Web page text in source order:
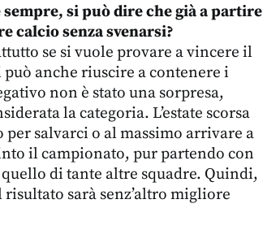
si può dire che già a partire
calcio senza svenarsi?
se si vuole provare a vincere il
anche riuscire a contenere i
non è stato una sorpresa,
la categoria. L’estate scorsa
salvarci o al massimo arrivare a
il campionato, pur partendo con
di tante altre squadre. Quindi,
sarà senz’altro migliore